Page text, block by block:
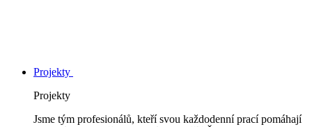
Projekty
Projekty
Jsme tým profesionálů, kteří svou každodenní prací pomáhají